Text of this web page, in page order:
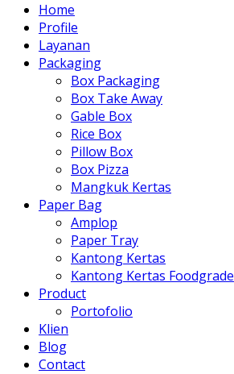
Home
Profile
Layanan
Packaging
Box Packaging
Box Take Away
Gable Box
Rice Box
Pillow Box
Box Pizza
Mangkuk Kertas
Paper Bag
Amplop
Paper Tray
Kantong Kertas
Kantong Kertas Foodgrade
Product
Portofolio
Klien
Blog
Contact